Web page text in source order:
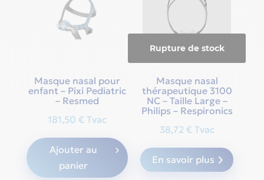
Masque nasal pour
enfant – Pixi Pediatric
– Resmed
181,50 € Tvac
Ajouter au
panier
Rupture de stock
Masque nasal
thérapeutique 3100
NC – Taille Large –
Philips – Respironics
38,72 € Tvac
En savoir plus